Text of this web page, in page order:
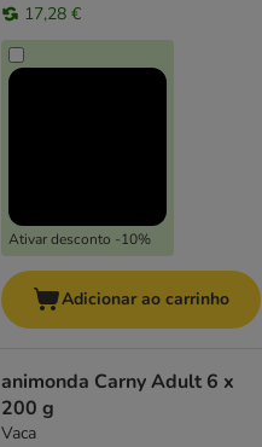
17,28 €
Ativar desconto -10%
Adicionar ao carrinho
animonda Carny Adult 6 x
200 g
Vaca